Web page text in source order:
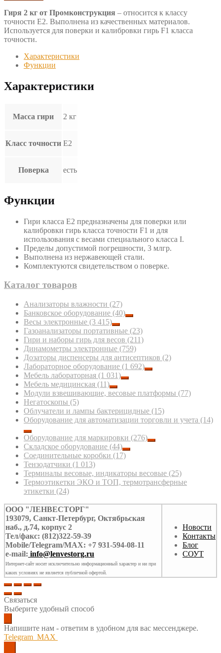
Гиря 2 кг от Промконструкция – относится к классу
точности Е2. Выполнена из качественных материалов.
Используется для поверки и калибровки гирь F1 класса
точности.
Характеристики
Функции
Характеристики
Масса гири 2 кг
Класс точности Е2
Поверка есть
Функции
Гири класса Е2 предназначены для поверки или
калибровки гирь класса точности F1 и для
использования с весами специального класса I.
Пределы допустимой погрешности, 3 млгр.
Выполнена из нержавеющей стали.
Комплектуются свидетельством о поверке.
Каталог товаров
Анализаторы влажности (27)
Банковское оборудование (40)
Весы электронные (3 415)
Газоанализаторы портативные (23)
Гири и наборы гирь для весов (211)
Динамометры электронные (759)
Дозаторы диспенсеры для антисептиков (2)
Лабораторное оборудование (1 692)
Мебель лабораторная (1 031)
Мебель медицинская (11)
Модули взвешивающие, весовые платформы (77)
Негатоскопы (5)
Облучатели и лампы бактерицидные (15)
Оборудование для автоматизации торговли и учета (14)
Оборудование для маркировки (276)
Складское оборудование (44)
Соединительные коробки (17)
Тензодатчики (1 013)
Терминалы весовые, индикаторы весовые (25)
Термоэтикетки ЭКО и ТОП, термотрансферные
этикетки (24)
ООО "ЛЕНВЕСТОРГ"
193079, Санкт-Петербург, Октябрьская
наб., д.74, корпус 2
Тел/факс: (812)322-59-39
Mobile/Telegram/MAX: +7 931-594-08-11
e-mail: info@lenvestorg.ru
Интернет-сайт носит исключительно информационный характер и ни при
каких условиях не является публичной офертой.
Новости
Контакты
Блог
СОУТ
Связаться
Выберите удобный способ
Напишите нам - ответим в удобном для вас мессенджере.
Telegram MAX